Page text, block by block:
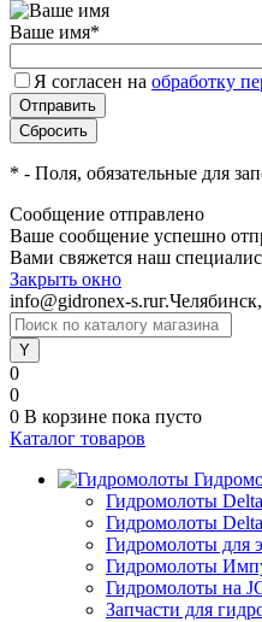
Ваше имя*
Я согласен на обработку
* - Поля, обязательные для
Сообщение отправлено
Ваше сообщение успешно
Вами свяжется наш
Закрыть окно
info@gidronex-s.ru
0
0
0 В корзине пока пусто
Каталог товаров
Гидромолоты Delta
Гидромолоты
Гидромолоты для
Гидромолоты
Гидромолоты на
Запчасти для